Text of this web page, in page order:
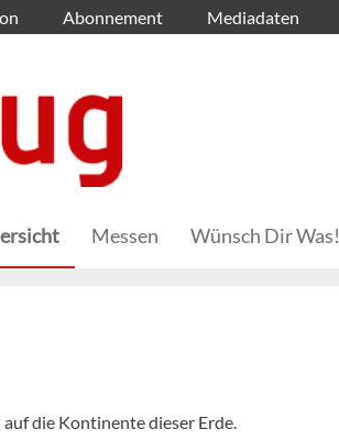
Abonnement Mediadaten
Messen Wünsch Dir Was!
die Kontinente dieser Erde.